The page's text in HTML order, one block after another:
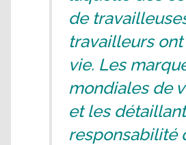
de
travailleurs
vie. Les
mondiales de
et les
responsabilité